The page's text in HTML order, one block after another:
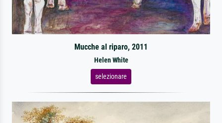
Mucche al riparo, 2011
Helen White
selezionare